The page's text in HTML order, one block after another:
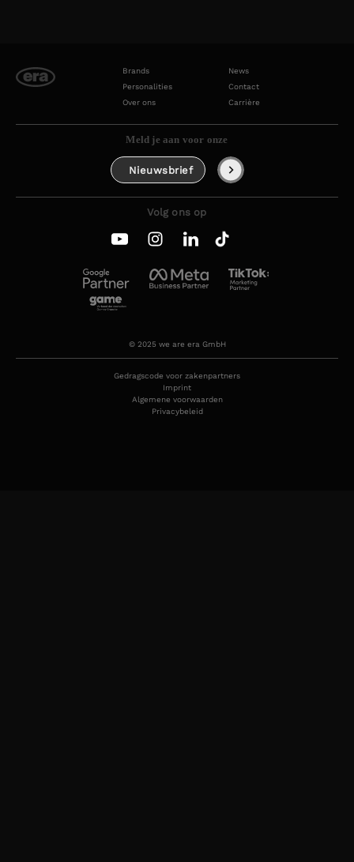
Brands
Personalities
Over ons
News
Contact
Carrière
Meld je aan voor onze
Nieuwsbrief
Volg ons op
© 2025 we are era GmbH
Gedragscode voor zakenpartners
Imprint
Algemene voorwaarden
Privacybeleid